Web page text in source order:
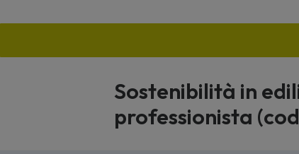
Sostenibilità in
professionista